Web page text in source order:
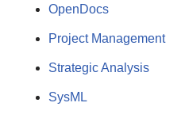
OpenDocs
Project Management
Strategic Analysis
SysML